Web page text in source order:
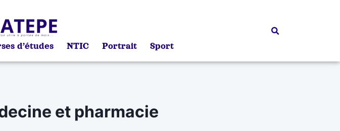
d’études NTIC Portrait Sport
et pharmacie